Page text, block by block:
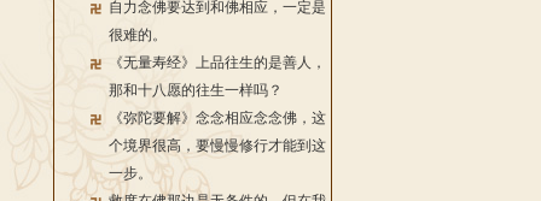
自力念佛要达到和佛相应，一定是
很难的。
《无量寿经》上品往生的是善人，
那和十八愿的往生一样吗？
《弥陀要解》念念相应念念佛，这
个境界很高，要慢慢修行才能到这
一步。